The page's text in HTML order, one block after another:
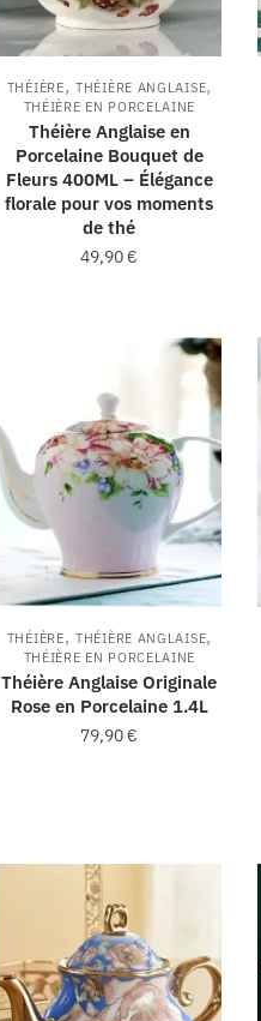
THÉIÈRE,THÉIÈRE ANGLAISE,
THÉIÈRE EN PORCELAINE
Théière Anglaise en
Porcelaine Bouquet de
Fleurs 400ML – Élégance
florale pour vos moments
de thé
49,90€
THÉIÈRE,THÉIÈRE ANGLAISE,
THÉIÈRE EN PORCELAINE
Théière Anglaise Originale
Rose en Porcelaine 1.4L
79,90€